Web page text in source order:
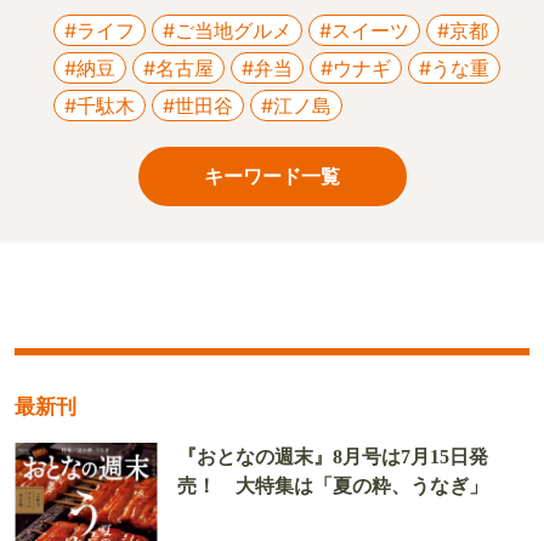
#ライフ #ご当地グルメ #スイーツ
#京都
#納豆
#名古屋 #弁当 #ウナギ
#うな重
#千駄木
#世田谷 #江ノ島
キーワード一覧
最新刊
『おとなの週末』8月号は7月15日発
売！ 大特集は「夏の粋、うなぎ」